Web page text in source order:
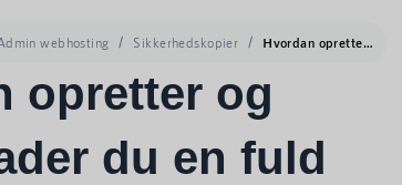
webhosting Sikkerhedskopier Hvordan opretter og downloader du en fuld backup af din konto i DirectAdmin?
opretter og
du en fuld